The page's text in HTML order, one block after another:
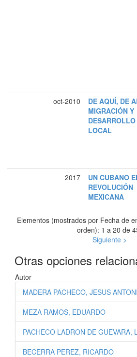
oct-2010
DE AQUÍ, DE
MIGRACIÓN Y
DESARROLLO
LOCAL
2017
UN CUBANO
REVOLUCIÓN
MEXICANA
Elementos (mostrados por Fecha de
orden): 1 a 20 de
Siguiente >
Otras opciones
Autor
MADERA PACHECO, JESUS
MEZA RAMOS, EDUARDO
PACHECO LADRON DE GUEVARA,
BECERRA PEREZ, RICARDO